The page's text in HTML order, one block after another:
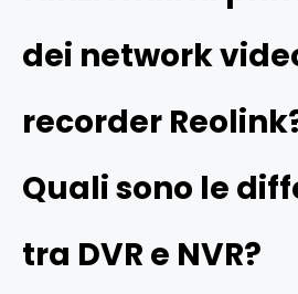
Gli NVR vengono utilizzati per
negozi, abitazioni o parchi. L’NVR
Questo aiuta anche a garantire la
ambienti.
Sistemi NVR PoE:
dei network
recorder
Quali sono le
tra DVR e NVR?